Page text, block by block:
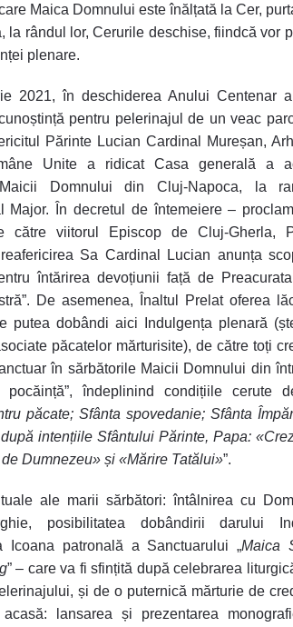
Maica Domnului este înălțată la Cer,
la rândul lor, Cerurile deschise, fiindcă vor
plenare.
2021, în deschiderea Anului Centenar
pentru pelerinajul de un veac
Părinte Lucian Cardinal Mureșan,
Unite a ridicat Casa generală a
Maicii Domnului din Cluj-Napoca, la
Major. În decretul de întemeiere –
către viitorul Episcop de Cluj-Gherla,
Sa Cardinal Lucian anunța
întărirea devoțiunii față de
De asemenea, Înaltul Prelat oferea
putea dobândi aici Indulgența plenară
păcatelor mărturisite), de către toți
în sărbătorile Maicii Domnului din
îndeplinind condițiile cerute
păcate; Sfânta spovedanie; Sfânta
intențiile Sfântului Părinte, Papa:
Dumnezeu» și «Mărire Tatălui»”.
ale marii sărbători: întâlnirea cu
posibilitatea dobândirii darului
Icoana patronală a Sanctuarului „Maica
” – care va fi sfințită după celebrarea
și de o puternică mărturie de
lansarea și prezentarea